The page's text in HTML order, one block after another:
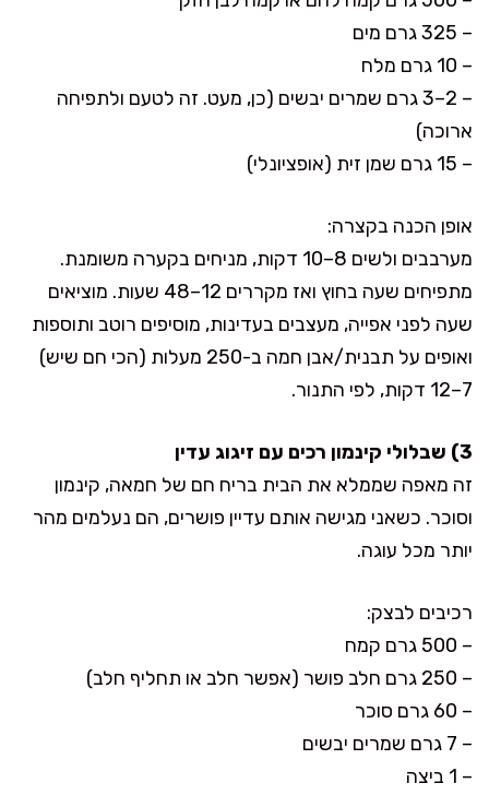
– 325 גרם מים
– 10 גרם מלח
– 2–3 גרם שמרים יבשים (כן, מעט. זה לטעם ולתפיחה
ארוכה)
– 15 גרם שמן זית (אופציונלי)
אופן הכנה בקצרה:
מערבבים ולשים 8–10 דקות, מניחים בקערה משומנת.
מתפיחים שעה בחוץ ואז מקררים 12–48 שעות. מוציאים
שעה לפני אפייה, מעצבים בעדינות, מוסיפים רוטב ותוספות
ואופים על תבנית/אבן חמה ב-250 מעלות (הכי חם שיש)
7–12 דקות, לפי התנור.
3) שבלולי קינמון רכים עם זיגוג עדין
זה מאפה שממלא את הבית בריח חם של חמאה, קינמון
וסוכר. כשאני מגישה אותם עדיין פושרים, הם נעלמים מהר
יותר מכל עוגה.
רכיבים לבצק:
– 500 גרם קמח
– 250 גרם חלב פושר (אפשר חלב או תחליף חלב)
– 60 גרם סוכר
– 7 גרם שמרים יבשים
– 1 ביצה